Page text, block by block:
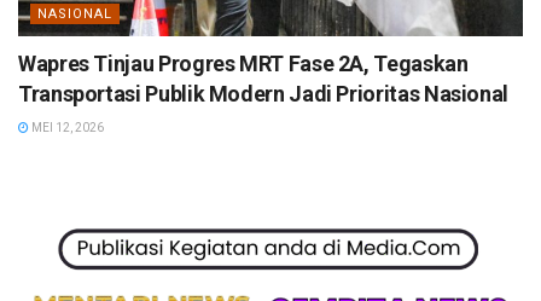
NASIONAL
Wapres Tinjau Progres MRT Fase 2A, Tegaskan
Transportasi Publik Modern Jadi Prioritas Nasional
MEI 12, 2026